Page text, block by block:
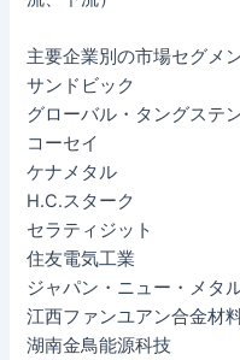
主要企業別の市場セグメ
サンドビック
グローバル・タングステ
コーセイ
ケナメタル
H.C.スターク
セラティジット
住友電気工業
ジャパン・ニュー・メタ
江西ファンユアン合金材
湖南金鳥能源科技